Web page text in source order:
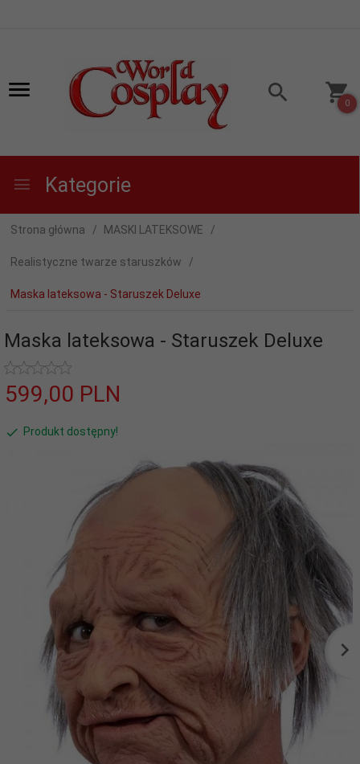
0
Kategorie
Strona główna MASKI LATEKSOWE
Realistyczne twarze staruszków
Maska lateksowa - Staruszek Deluxe
Maska lateksowa - Staruszek Deluxe
599,00 PLN
Produkt dostępny!